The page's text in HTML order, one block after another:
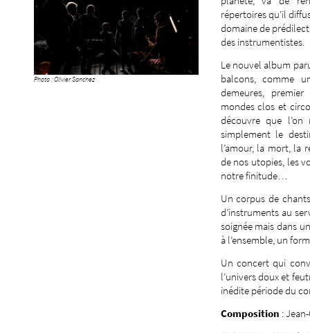
Photo : Olivier Sanchez
répertoires qu’il
domaine de
des instrumentistes.
Le nouvel album
balcons, comme
demeures,
mondes clos et
découvre que
simplement le
l’amour, la mort, la
de nos utopies, les
notre finitude…
Un corpus de
d’instruments au
soignée mais dans
à l’ensemble, un
Un concert qui
l’univers doux et
inédite période du
Composition :